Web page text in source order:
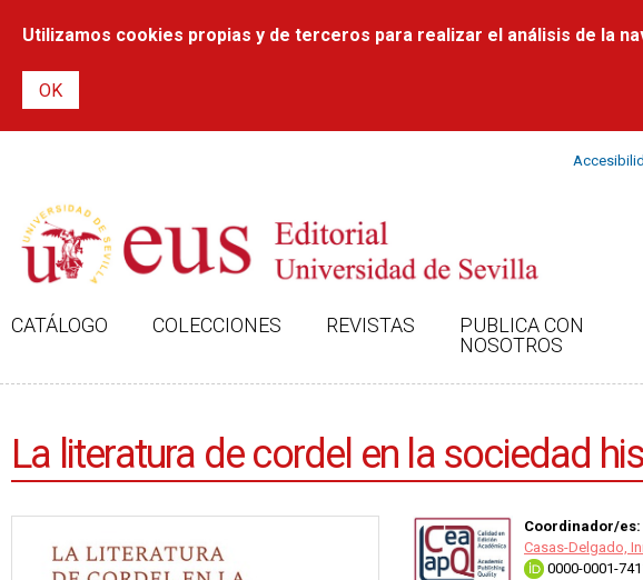
Utilizamos cookies propias y de terceros para realizar el análisis de la
CATÁLOGO COLECCIONES REVISTAS
PUBLICA CON
NOSOTROS
La literatura de cordel en la sociedad
Coordinador/es:
Casas-Delgado,
0000-0001-